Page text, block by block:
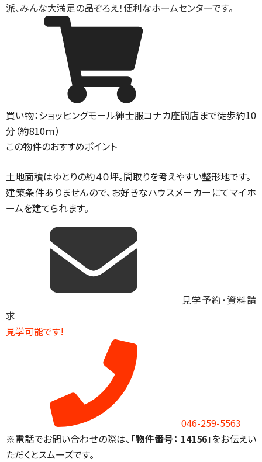
派、みんな大満足の品ぞろえ！便利なホームセンターです。
買い物：ショッピングモール紳士服コナカ座間店まで徒歩約10
分（約810ｍ）
この物件のおすすめポイント
土地面積はゆとりの約４０坪。間取りを考えやすい整形地です。
建築条件ありませんので、お好きなハウスメーカーにてマイホ
ームを建てられます。
見学予約・資料請
求
見学可能です!
046-259-5563
※電話でお問い合わせの際は、「物件番号： 14156」をお伝えい
ただくとスムーズです。